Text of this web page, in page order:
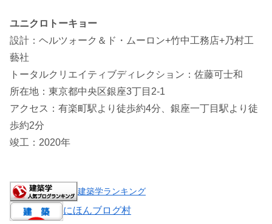
ユニクロトーキョー
設計：ヘルツォーク＆ド・ムーロン+竹中工務店+乃村工
藝社
トータルクリエイティブディレクション：佐藤可士和
所在地：東京都中央区銀座3丁目2-1
アクセス：有楽町駅より徒歩約4分、銀座一丁目駅より徒
歩約2分
竣工：2020年
建築学ランキング
にほんブログ村